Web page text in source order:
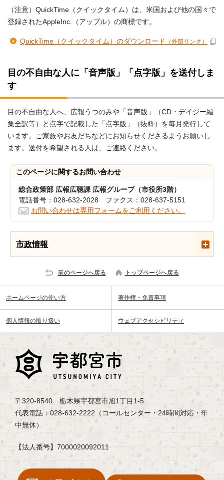
（注意）QuickTime（クイックタイム）は、米国および他の国々で
登録されたAppleInc.（アップル）の商標です。
QuickTime（クイックタイム）のダウンロード （外部リンク）
目の不自由な人に「音声版」「点字版」を送付しま
す
目の不自由な人へ、広報うつのみや「音声版」（CD・デイジー編
集全訳等）と点字で記載した「点字版」（抜粋）を毎月発行して
います。ご家族やお友だちなどにお知らせくださるようお願いし
ます。送付を希望される人は、ご連絡ください。
このページに関するお問い合わせ
総合政策部 広報広聴課 広報グループ（市役所3階）
電話番号：028-632-2028 ファクス：028-637-5151
お問い合わせは専用フォームをご利用ください。
市政情報
前のページへ戻る トップページへ戻る
ホームページの使い方 著作権・免責事項
個人情報の取り扱い ウェブアクセシビリティ
〒320-8540 栃木県宇都宮市旭1丁目1-5
代表電話：028-632-2222（コールセンター・24時間対応・年
中無休）
【法人番号】7000020092011